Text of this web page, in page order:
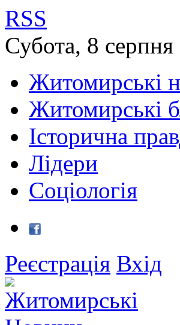
RSS
Субота, 8 серпня
Житомирські
Житомирські
Історична
Лідери
Соціологія
Реєстрація Вхід